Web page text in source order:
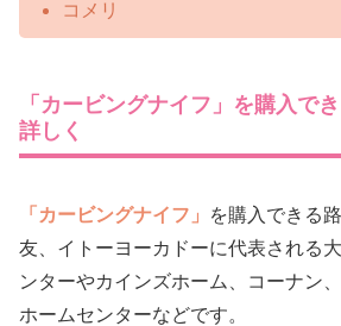
コメリ
「カービングナイフ」を購入で
詳しく
「カービングナイフ」
を購入できる
友、イトーヨーカドーに代表される
ンターやカインズホーム、コーナン
ホームセンターなどです。